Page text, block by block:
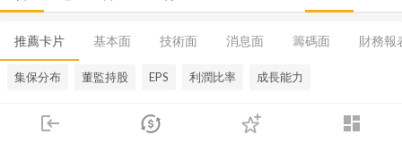
login dashboard
市場 登入
推薦卡片 基本面 技術面 消息面 籌碼面 財務報
集保分布 董監持股 EPS 利潤比率 成長能力